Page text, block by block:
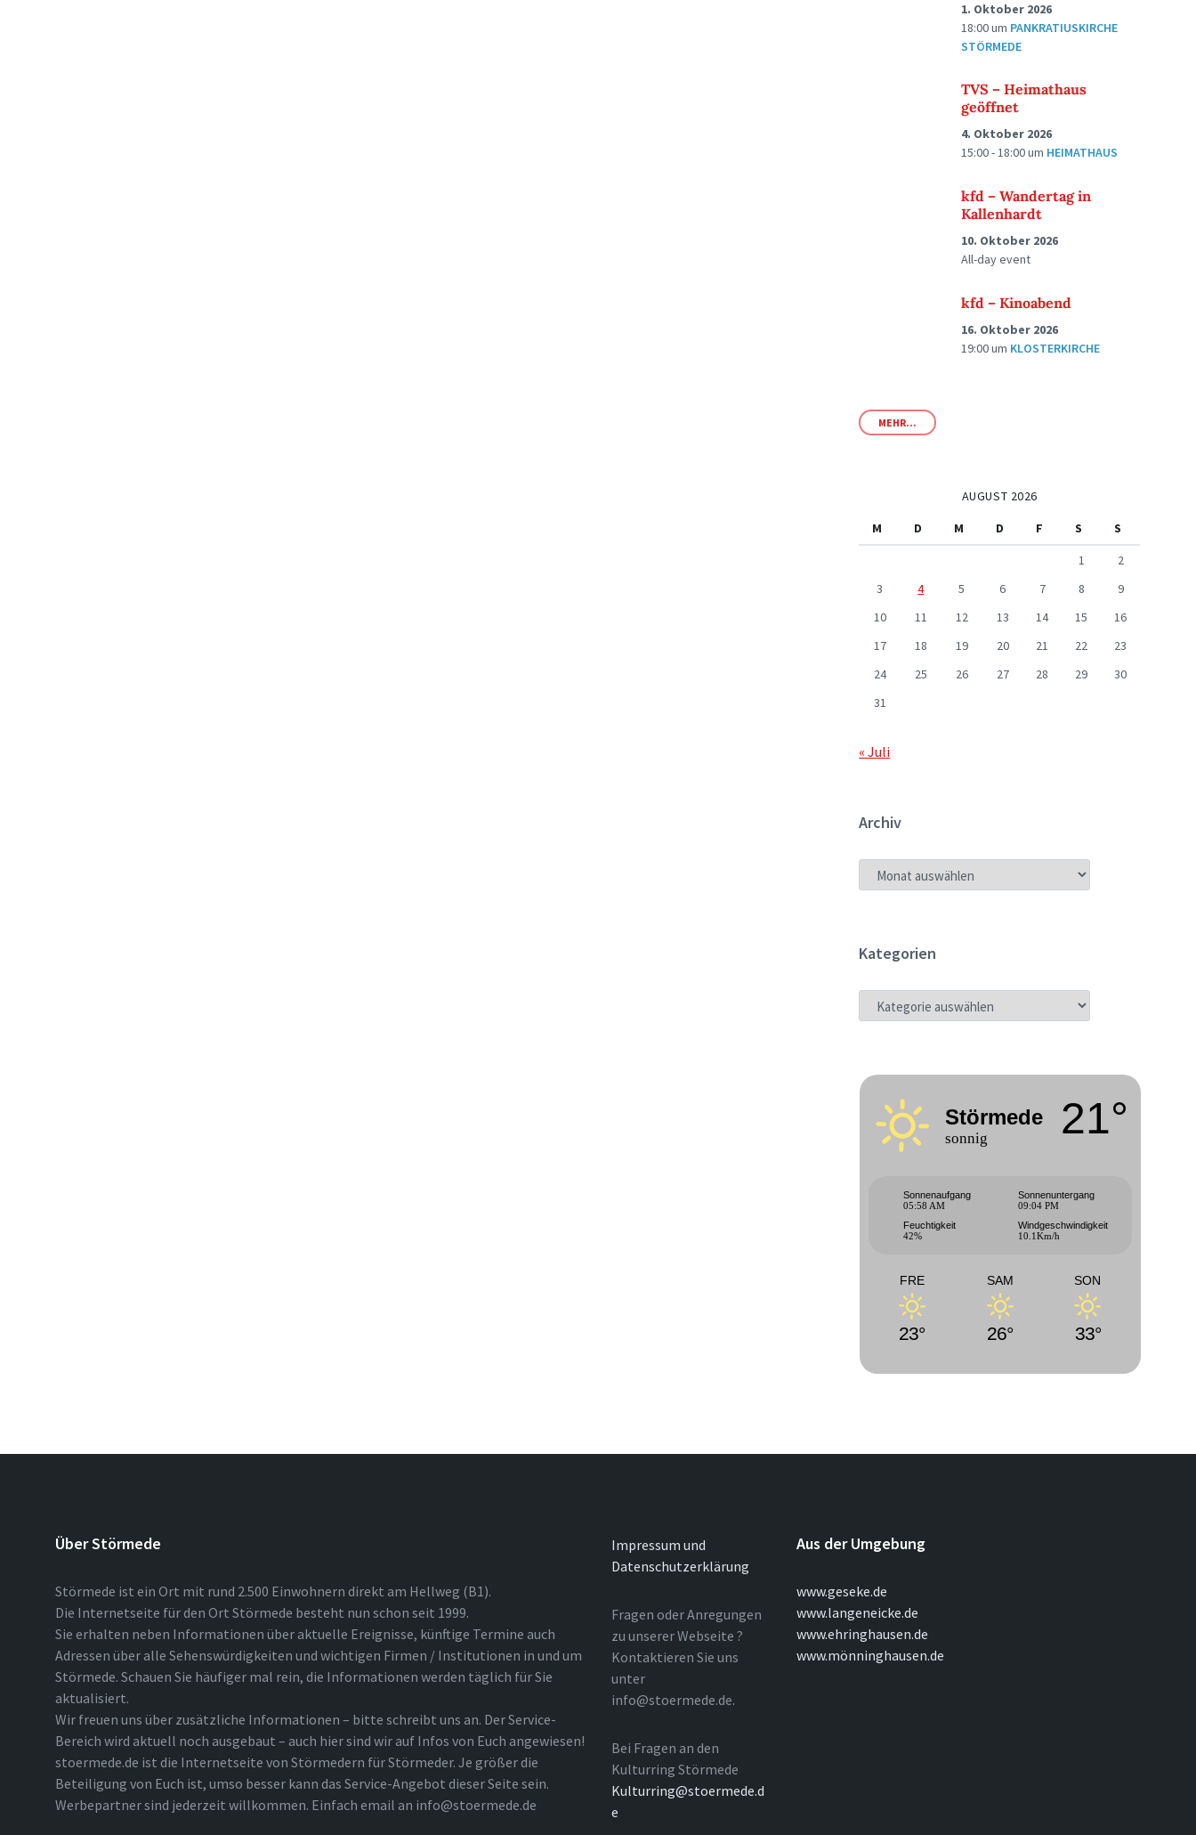
1. Oktober 2026
18:00um PANKRATIUSKIRCHE
STÖRMEDE
TVS – Heimathaus
geöffnet
4. Oktober 2026
15:00 - 18:00um HEIMATHAUS
kfd – Wandertag in
Kallenhardt
10. Oktober 2026
All-day event
kfd – Kinoabend
16. Oktober 2026
19:00um KLOSTERKIRCHE
MEHR...
AUGUST 2026
M
D M D F S
S
1
2
3
4 5 6 7 8
9
10
11 12 13 14 15
16
17
18 19 20 21 22
23
24
25 26 27 28 29
30
31
« Juli
Archiv
ARCHIV
Kategorien
KATEGORIEN
Störmede
sonnig 21°
Sonnenaufgang
05:58 AM
Sonnenuntergang
09:04 PM
Feuchtigkeit
42%
Windgeschwindigkeit
10.1Km/h
FRE
23°
SAM
26°
SON
33°
Über Störmede
Störmede ist ein Ort mit rund 2.500 Einwohnern direkt am Hellweg (B1).
Die Internetseite für den Ort Störmede besteht nun schon seit 1999.
Sie erhalten neben Informationen über aktuelle Ereignisse, künftige Termine auch
Adressen über alle Sehenswürdigkeiten und wichtigen Firmen / Institutionen in und um
Störmede. Schauen Sie häufiger mal rein, die Informationen werden täglich für Sie
aktualisiert.
Wir freuen uns über zusätzliche Informationen – bitte schreibt uns an. Der Service-
Bereich wird aktuell noch ausgebaut – auch hier sind wir auf Infos von Euch angewiesen!
stoermede.de ist die Internetseite von Störmedern für Störmeder. Je größer die
Beteiligung von Euch ist, umso besser kann das Service-Angebot dieser Seite sein.
Werbepartner sind jederzeit willkommen. Einfach email an info@stoermede.de
Impressum und
Datenschutzerklärung
Fragen oder Anregungen
zu unserer Webseite ?
Kontaktieren Sie uns
unter
info@stoermede.de.
Bei Fragen an den
Kulturring Störmede
Kulturring@stoermede.d
e
Aus der Umgebung
www.geseke.de
www.langeneicke.de
www.ehringhausen.de
www.mönninghausen.de